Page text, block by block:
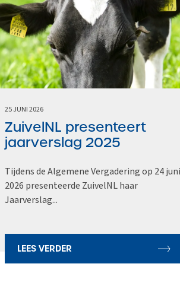
25 JUNI 2026
ZuivelNL presenteert
jaarverslag 2025
Tijdens de Algemene Vergadering op 24 juni
2026 presenteerde ZuivelNL haar
Jaarverslag...
LEES VERDER